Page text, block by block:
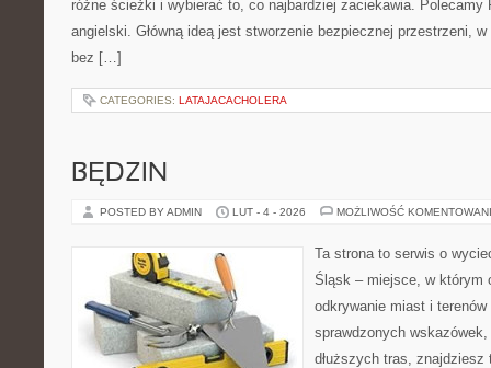
różne ścieżki i wybierać to, co najbardziej zaciekawia. Polecamy
angielski. Główną ideą jest stworzenie bezpiecznej przestrzeni,
bez […]
CATEGORIES: LATAJACACHOLERA
BĘDZIN
POSTED BY ADMIN LUT - 4 - 2026 MOŻLIWOŚĆ
Ta strona to serwis o
Śląsk – miejsce, w którym
odkrywanie miast i
sprawdzonych
dłuższych tras,